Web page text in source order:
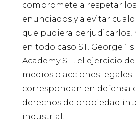
compromete a respetar
enunciados y a evitar
que pudiera perjudicarlos,
en todo caso ST. George´
Academy S.L. el ejercicio
medios o acciones legales
correspondan en defensa
derechos de propiedad
industrial.